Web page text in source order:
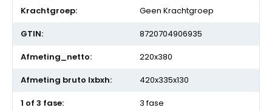
Geen Krachtgroep
8720704906935
220x380
420x335x130
3 fase